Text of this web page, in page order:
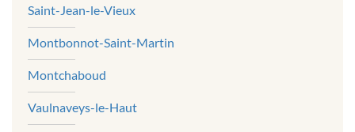
Saint-Jean-le-Vieux
Montbonnot-Saint-Martin
Montchaboud
Vaulnaveys-le-Haut